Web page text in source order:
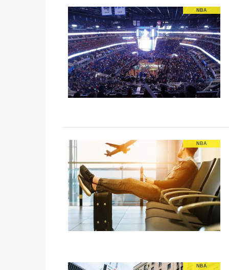
NBA
NBA
NBA